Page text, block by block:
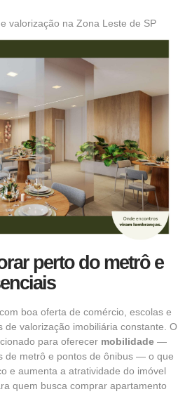
valorização na Zona Leste de SP
perto do metrô e
boa oferta de comércio, escolas e
de valorização imobiliária constante. O
para oferecer mobilidade —
de metrô e pontos de ônibus — o que
e aumenta a atratividade do imóvel
quem busca comprar apartamento